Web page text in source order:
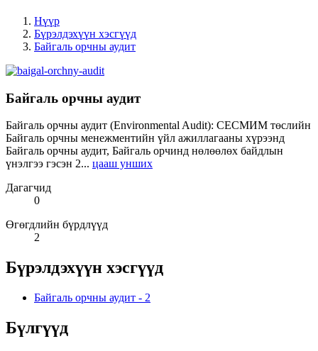
Нүүр
Бүрэлдэхүүн хэсгүүд
Байгаль орчны аудит
Байгаль орчны аудит
Байгаль орчны аудит (Environmental Audit): СЕСМИМ төслийн
Байгаль орчны менежментийн үйл ажиллагааны хүрээнд
Байгаль орчны аудит, Байгаль орчинд нөлөөлөх байдлын
үнэлгээ гэсэн 2... цааш унших
Дагагчид
0
Өгөгдлийн бүрдлүүд
2
Бүрэлдэхүүн хэсгүүд
Байгаль орчны аудит - 2
Бүлгүүд